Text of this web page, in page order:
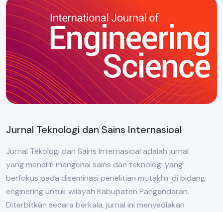
Jurnal Teknologi dan Sains Internasioal
Jurnal Tekologi dan Sains Internasioal adalah jurnal
yang meneliti mengenai sains dan teknologi yang
berfokus pada diseminasi penelitian mutakhir di bidang
enginering untuk wilayah Kabupaten Pangandaran.
Diterbitkan secara berkala, jurnal ini menyediakan